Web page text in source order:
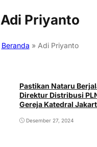
Adi Priyanto
Beranda » Adi Priyanto
Pastikan Nataru
Direktur Distribusi
Gereja Katedral
Desember 27, 2024